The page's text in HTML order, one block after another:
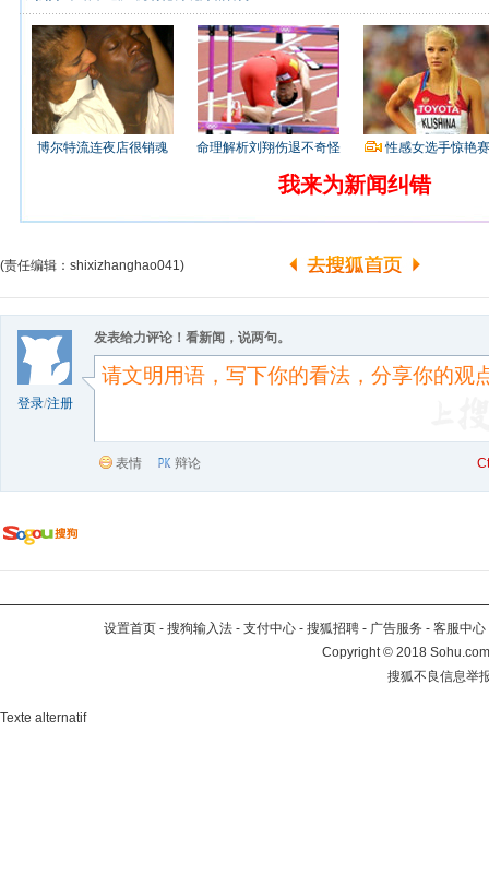
博尔特流连夜店很销魂 命理解析刘翔伤退不奇怪 性感女选手惊艳
我来为新闻纠错
(责任编辑：shixizhanghao041)
登录/注册
发表给力评论！看新闻，说两句。
表情 辩论
设置首页 - 搜狗输入法 - 支付中心 - 搜狐招聘 - 广告服务 - 客服中心
Copyright©2018
搜狐不良信息举
Texte alternatif